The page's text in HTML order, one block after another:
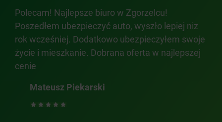
Polecam! Najlepsze biuro w Zgorzelcu!
Poszedłem ubezpieczyć auto, wyszło lepiej niz
rok wcześniej. Dodatkowo ubezpieczyłem swoje
życie i mieszkanie. Dobrana oferta w najlepszej
cenie
Mateusz Piekarski